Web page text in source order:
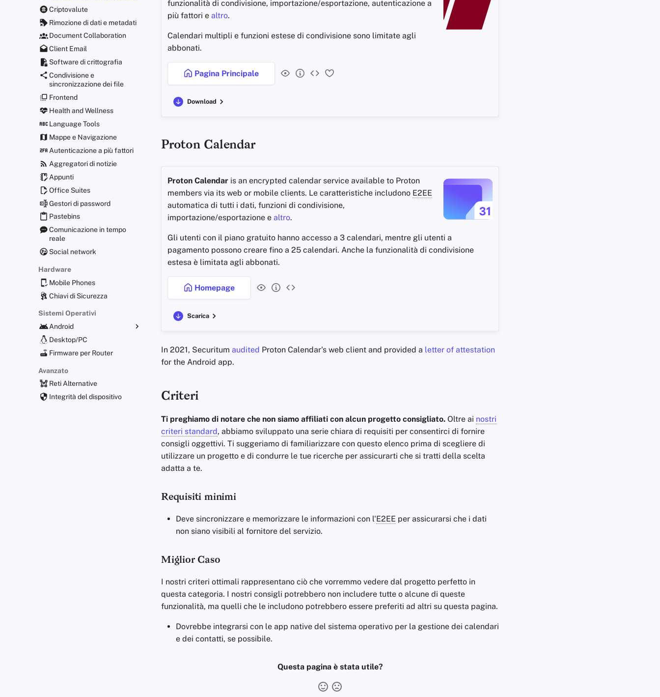
Criptovalute
Rimozione di dati e metadati
Document Collaboration
Client Email
Software di crittografia
Condivisione e
sincronizzazione dei file
Frontend
Health and Wellness
Language Tools
Mappe e Navigazione
Autenticazione a più fattori
Aggregatori di notizie
Appunti
Office Suites
Gestori di password
Pastebins
Comunicazione in tempo
reale
Social network
Hardware
Mobile Phones
Chiavi di Sicurezza
Sistemi Operativi
Android
Distribuzioni Alternative
General Apps
Desktop/PC
Firmware per Router
Avanzato
Reti Alternative
Integrità del dispositivo
funzionalità di condivisione, importazione/esportazione, autenticazione a
più fattori e altro.
Calendari multipli e funzioni estese di condivisione sono limitate agli
abbonati.
Pagina Principale
Download
Proton Calendar
Proton Calendar is an encrypted calendar service available to Proton
members via its web or mobile clients. Le caratteristiche includono E2EE
automatica di tutti i dati, funzioni di condivisione,
importazione/esportazione e altro.
Gli utenti con il piano gratuito hanno accesso a 3 calendari, mentre gli utenti a
pagamento possono creare fino a 25 calendari. Anche la funzionalità di condivisione
estesa è limitata agli abbonati.
Homepage
Scarica
In 2021, Securitum audited Proton Calendar's web client and provided a letter of attestation
for the Android app.
Criteri
Ti preghiamo di notare che non siamo affiliati con alcun progetto consigliato. Oltre ai nostri
criteri standard, abbiamo sviluppato una serie chiara di requisiti per consentirci di fornire
consigli oggettivi. Ti suggeriamo di familiarizzare con questo elenco prima di scegliere di
utilizzare un progetto e di condurre le tue ricerche per assicurarti che si tratti della scelta
adatta a te.
Requisiti minimi
Deve sincronizzare e memorizzare le informazioni con l'E2EE per assicurarsi che i dati
non siano visibili al fornitore del servizio.
Miglior Caso
I nostri criteri ottimali rappresentano ciò che vorremmo vedere dal progetto perfetto in
questa categoria. I nostri consigli potrebbero non includere tutte o alcune di queste
funzionalità, ma quelli che le includono potrebbero essere preferiti ad altri su questa pagina.
Dovrebbe integrarsi con le app native del sistema operativo per la gestione dei calendari
e dei contatti, se possibile.
Questa pagina è stata utile?